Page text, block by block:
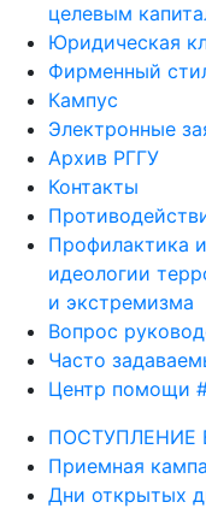
целевым
Юридическая
Фирменный
Кампус
Электронные
Архив РГГУ
Контакты
Профилактика
идеологии
и экстремизма
Вопрос
Часто
Центр помощи
ПОСТУПЛЕНИЕ
Приемная
Дни открытых